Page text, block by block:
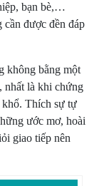
bạn bè,…
được đền đáp
không bằng một
nhất là khi chứng
khổ. Thích sự tự
ước mơ, hoài
giao tiếp nên